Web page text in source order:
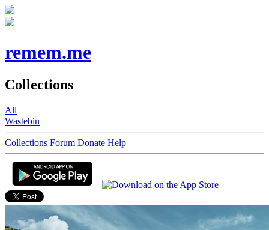
remem.me
Collections
All
Wastebin
Collections Forum Donate Help